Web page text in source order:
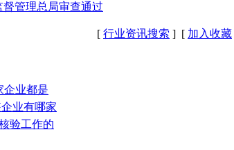
管理总局审查通过
[ 行业资讯搜索 ] [ 加入收藏
企业都是
业有哪家
验工作的